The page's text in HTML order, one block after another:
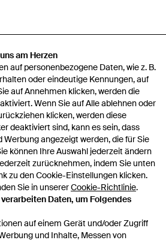
am Herzen
auf personenbezogene Daten, wie z. B.
oder eindeutige Kennungen, auf
auf Annehmen klicken, werden die
Wenn Sie auf Alle ablehnen oder
klicken, werden diese
deaktiviert sind, kann es sein, dass
Werbung angezeigt werden, die für Sie
können Ihre Auswahl jederzeit ändern
zurücknehmen, indem Sie unten
zu den Cookie-Einstellungen klicken.
Sie in unsererCookie-Richtlinie.
Daten, um Folgendes
auf einem Gerät und/oder Zugriff
und Inhalte, Messen von
The North Face Strickwaren